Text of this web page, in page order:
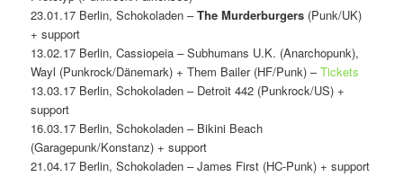
23.01.17 Berlin, Schokoladen –The Murderburgers (Punk/UK)
+ support
13.02.17 Berlin, Cassiopeia – Subhumans U.K. (Anarchopunk),
Wayl (Punkrock/Dänemark) + Them Bailer (HF/Punk) –Tickets
13.03.17 Berlin, Schokoladen – Detroit 442 (Punkrock/US) +
support
16.03.17 Berlin, Schokoladen – Bikini Beach
(Garagepunk/Konstanz) + support
21.04.17 Berlin, Schokoladen – James First (HC-Punk) + support